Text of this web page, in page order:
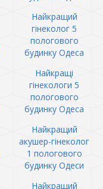
Найкращий
гінеколог 5
пологового
будинку Одеса
Найкращі
гінекологи 5
пологового
будинку Одеса
Найкращий
акушер-гінеколог
1 пологового
будинку Одеси
Найкращий